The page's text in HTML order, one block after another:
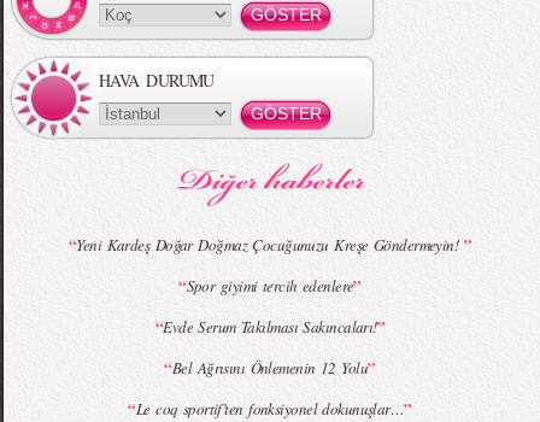
MBFWI - Gülçin Çengel 2015 Yaz
MBFWI - Zeynep Erdoğan 2015 Yaz
MBFWI - Giray Sepin 2015 Yaz Koleksiyonu MBFWI - Burçe Bekrek 2015 Yaz Koleksiyonu
HAVA DURUMU
“Yeni Kardeş Doğar Doğmaz Çocuğunuzu Kreşe Göndermeyin! ”
“Spor giyimi tercih edenlere”
“Evde Serum Takılması Sakıncaları!”
“Bel Ağrısını Önlemenin 12 Yolu”
“Le coq sportif’ten fonksiyonel dokunuşlar…”